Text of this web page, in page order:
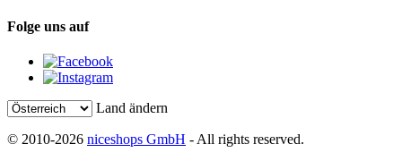
Folge uns auf
Land ändern
© 2010-2026 niceshops GmbH - All rights reserved.